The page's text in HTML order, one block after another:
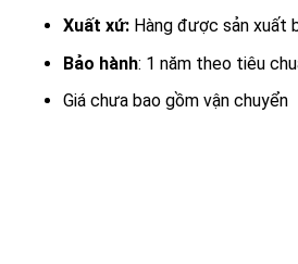
Xuất xứ:Hàng được sản xuất
Bảo hành: 1 năm theo tiêu
Giá chưa bao gồm vận chuyển